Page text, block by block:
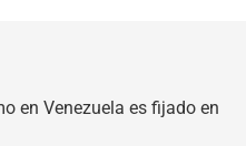
en Venezuela es fijado en